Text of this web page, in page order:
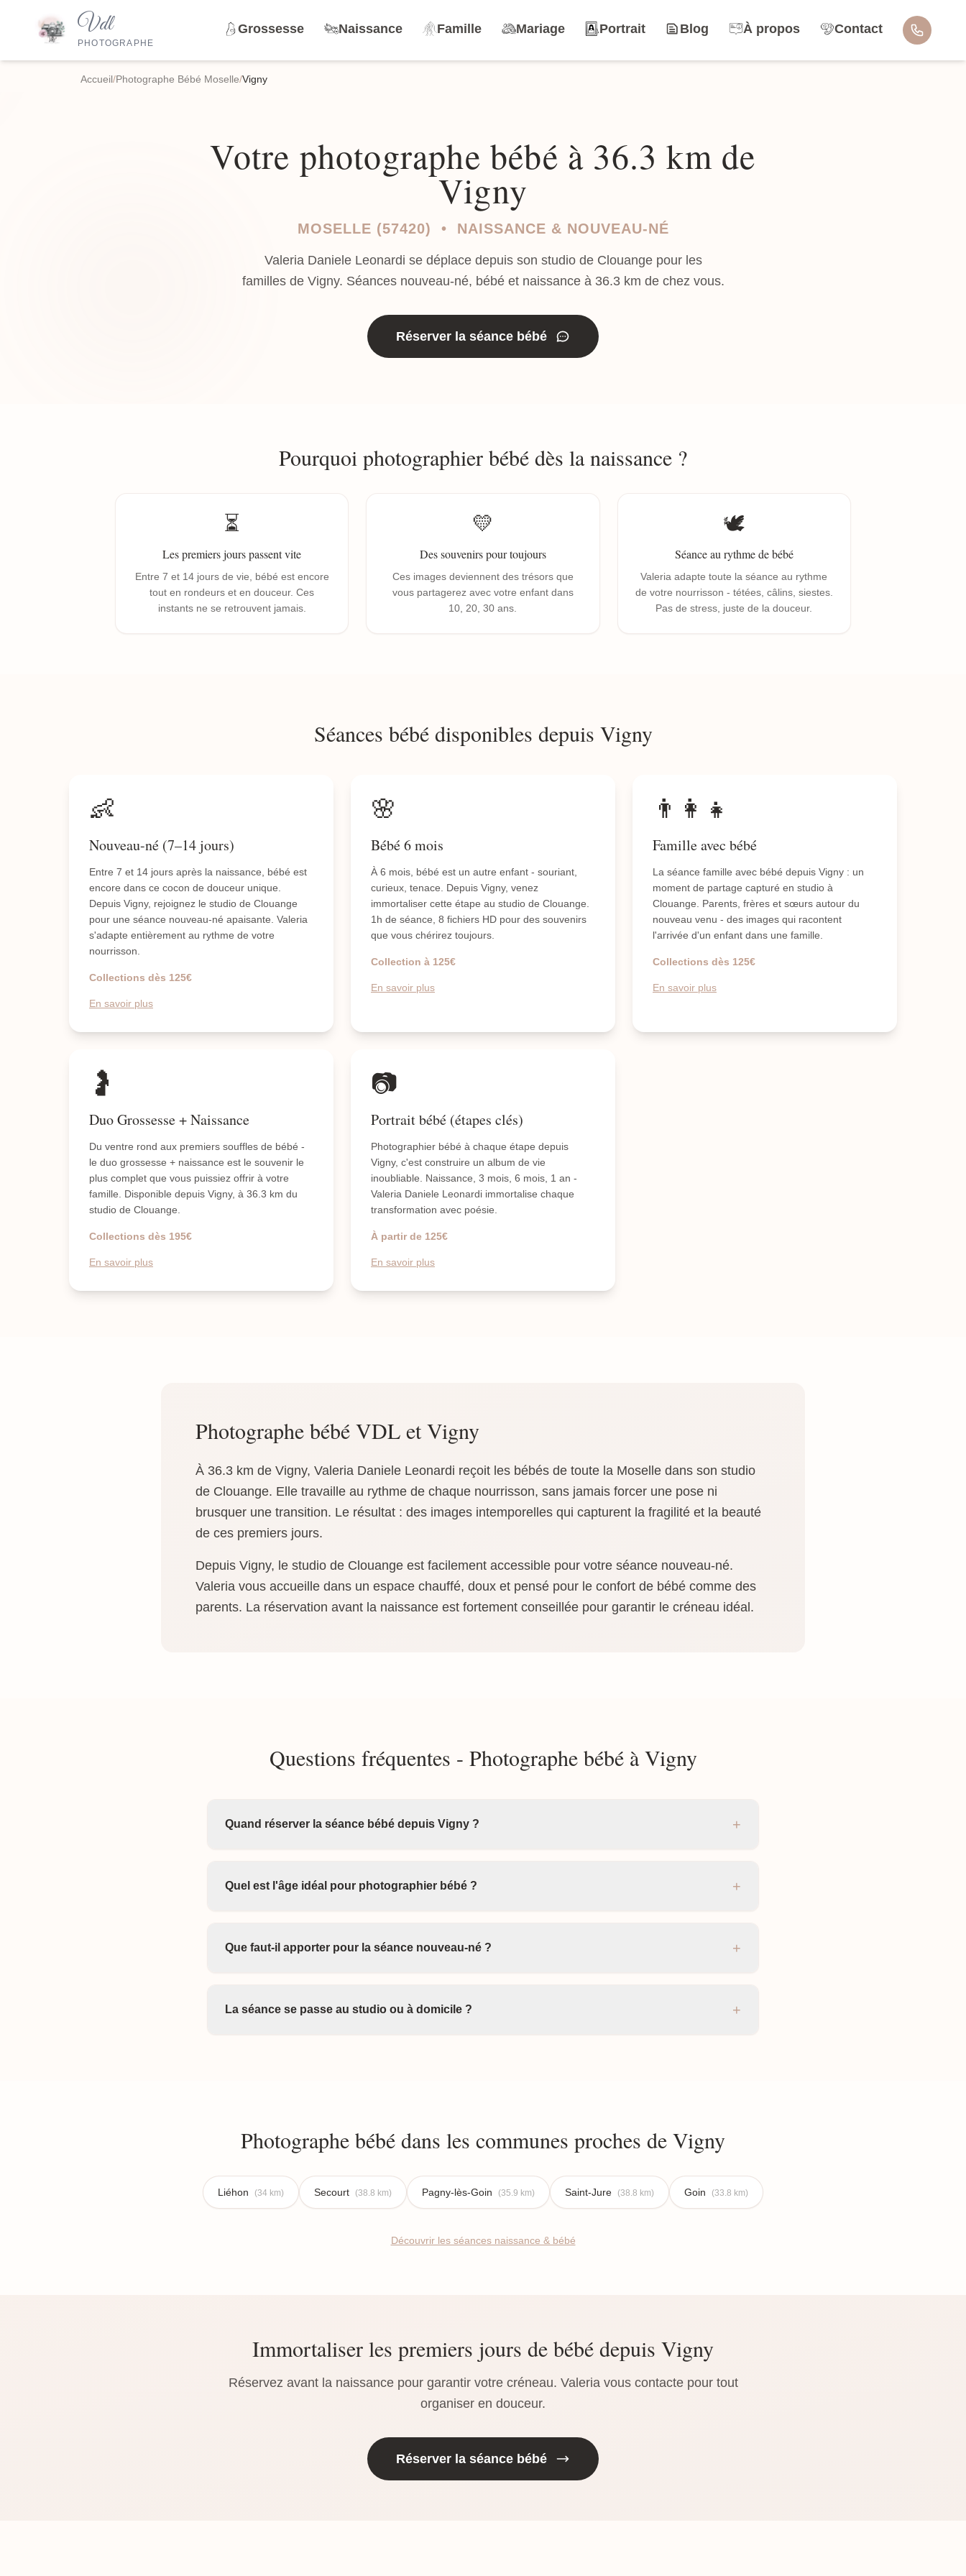
Vdl
PHOTOGRAPHE
Grossesse Naissance Famille Mariage Portrait Blog À propos Contact
Accueil/Photographe Bébé Moselle/Vigny
Votre photographe bébé à 36.3 km de
Vigny
MOSELLE (57420) • NAISSANCE & NOUVEAU-NÉ
Valeria Daniele Leonardi se déplace depuis son studio de Clouange pour les
familles de Vigny. Séances nouveau-né, bébé et naissance à 36.3 km de chez vous.
Réserver la séance bébé
Pourquoi photographier bébé dès la naissance ?
⏳
Les premiers jours passent vite
Entre 7 et 14 jours de vie, bébé est encore
tout en rondeurs et en douceur. Ces
instants ne se retrouvent jamais.
💛
Des souvenirs pour toujours
Ces images deviennent des trésors que
vous partagerez avec votre enfant dans
10, 20, 30 ans.
🕊️
Séance au rythme de bébé
Valeria adapte toute la séance au rythme
de votre nourrisson - tétées, câlins, siestes.
Pas de stress, juste de la douceur.
Séances bébé disponibles depuis Vigny
👶
Nouveau-né (7–14 jours)
Entre 7 et 14 jours après la naissance, bébé est
encore dans ce cocon de douceur unique.
Depuis Vigny, rejoignez le studio de Clouange
pour une séance nouveau-né apaisante. Valeria
s'adapte entièrement au rythme de votre
nourrisson.
Collections dès 125€
En savoir plus
🌸
Bébé 6 mois
À 6 mois, bébé est un autre enfant - souriant,
curieux, tenace. Depuis Vigny, venez
immortaliser cette étape au studio de Clouange.
1h de séance, 8 fichiers HD pour des souvenirs
que vous chérirez toujours.
Collection à 125€
En savoir plus
👨‍👩‍👧
Famille avec bébé
La séance famille avec bébé depuis Vigny : un
moment de partage capturé en studio à
Clouange. Parents, frères et sœurs autour du
nouveau venu - des images qui racontent
l'arrivée d'un enfant dans une famille.
Collections dès 125€
En savoir plus
🤰
Duo Grossesse + Naissance
Du ventre rond aux premiers souffles de bébé -
le duo grossesse + naissance est le souvenir le
plus complet que vous puissiez offrir à votre
famille. Disponible depuis Vigny, à 36.3 km du
studio de Clouange.
Collections dès 195€
En savoir plus
📷
Portrait bébé (étapes clés)
Photographier bébé à chaque étape depuis
Vigny, c'est construire un album de vie
inoubliable. Naissance, 3 mois, 6 mois, 1 an -
Valeria Daniele Leonardi immortalise chaque
transformation avec poésie.
À partir de 125€
En savoir plus
Photographe bébé VDL et Vigny
À 36.3 km de Vigny, Valeria Daniele Leonardi reçoit les bébés de toute la Moselle dans son studio
de Clouange. Elle travaille au rythme de chaque nourrisson, sans jamais forcer une pose ni
brusquer une transition. Le résultat : des images intemporelles qui capturent la fragilité et la beauté
de ces premiers jours.
Depuis Vigny, le studio de Clouange est facilement accessible pour votre séance nouveau-né.
Valeria vous accueille dans un espace chauffé, doux et pensé pour le confort de bébé comme des
parents. La réservation avant la naissance est fortement conseillée pour garantir le créneau idéal.
Questions fréquentes - Photographe bébé à Vigny
Quand réserver la séance bébé depuis Vigny ? +
Quel est l'âge idéal pour photographier bébé ? +
Que faut-il apporter pour la séance nouveau-né ? +
La séance se passe au studio ou à domicile ? +
Photographe bébé dans les communes proches de Vigny
Liéhon (34 km) Secourt (38.8 km) Pagny-lès-Goin (35.9 km) Saint-Jure (38.8 km) Goin (33.8 km)
Découvrir les séances naissance & bébé
Immortaliser les premiers jours de bébé depuis Vigny
Réservez avant la naissance pour garantir votre créneau. Valeria vous contacte pour tout
organiser en douceur.
Réserver la séance bébé